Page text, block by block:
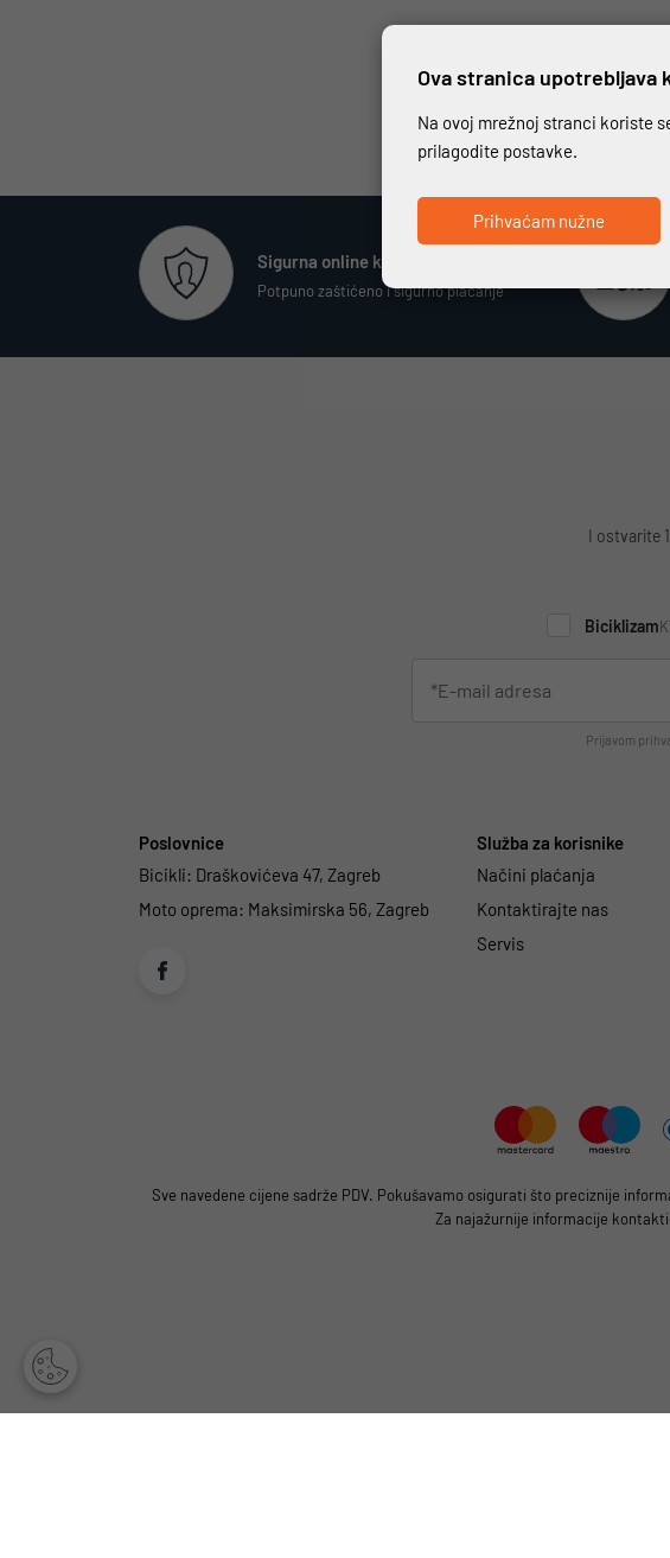
Sigurna online kupovina
Potpuno zaštićeno i sigurno plaćanje
I ostvarite
Biciklizam
Prijavom
Poslovnice
Bicikli: Draškovićeva 47, Zagreb
Moto oprema: Maksimirska 56, Zagreb
Služba za korisnike
Načini plaćanja
Kontaktirajte nas
Servis
Sve navedene cijene sadrže PDV. Pokušavamo osigurati što preciznije
Za najažurnije informacije
Ova stranica upotrebljava
Na ovoj mrežnoj stranci koriste
prilagodite postavke.
Prihvaćam nužne